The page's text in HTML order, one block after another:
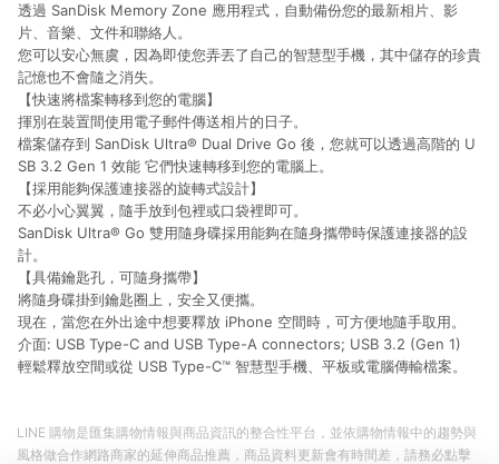
透過 SanDisk Memory Zone 應用程式，自動備份您的最新相片、影
片、音樂、文件和聯絡人。
您可以安心無虞，因為即使您弄丟了自己的智慧型手機，其中儲存的珍貴
記憶也不會隨之消失。
【快速將檔案轉移到您的電腦】
揮別在裝置間使用電子郵件傳送相片的日子。
檔案儲存到 SanDisk Ultra® Dual Drive Go 後，您就可以透過高階的 U
SB 3.2 Gen 1 效能 它們快速轉移到您的電腦上。
【採用能夠保護連接器的旋轉式設計】
不必小心翼翼，隨手放到包裡或口袋裡即可。
SanDisk Ultra® Go 雙用隨身碟採用能夠在隨身攜帶時保護連接器的設
計。
【具備鑰匙孔，可隨身攜帶】
將隨身碟掛到鑰匙圈上，安全又便攜。
現在，當您在外出途中想要釋放 iPhone 空間時，可方便地隨手取用。
介面: USB Type-C and USB Type-A connectors; USB 3.2 (Gen 1)
輕鬆釋放空間或從 USB Type-C™ 智慧型手機、平板或電腦傳輸檔案。
LINE 購物是匯集購物情報與商品資訊的整合性平台，並依購物情報中的趨勢與
風格做合作網路商家的延伸商品推薦，商品資料更新會有時間差，請務必點擊